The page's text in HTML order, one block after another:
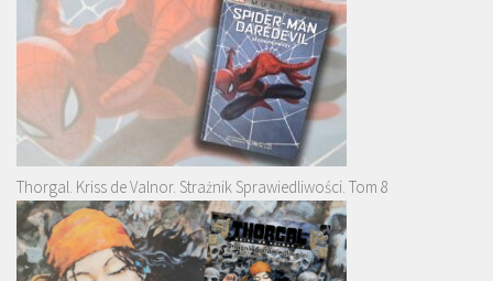
Thorgal. Kriss de Valnor. Strażnik Sprawiedliwości. Tom 8